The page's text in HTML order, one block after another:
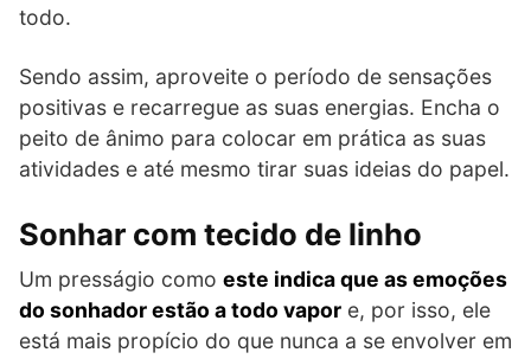
todo.
Sendo assim, aproveite o período de sensações
positivas e recarregue as suas energias. Encha o
peito de ânimo para colocar em prática as suas
atividades e até mesmo tirar suas ideias do papel.
Sonhar com tecido de linho
Um presságio como este indica que as emoções
do sonhador estão a todo vapor e, por isso, ele
está mais propício do que nunca a se envolver em